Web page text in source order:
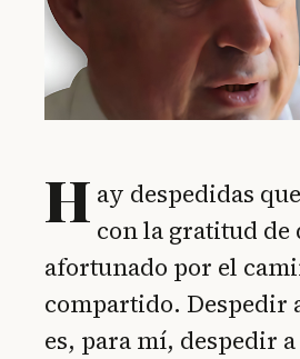
H ay despedidas
con la gratitud de
afortunado por el
compartido. Despedir
es, para mí, despedir